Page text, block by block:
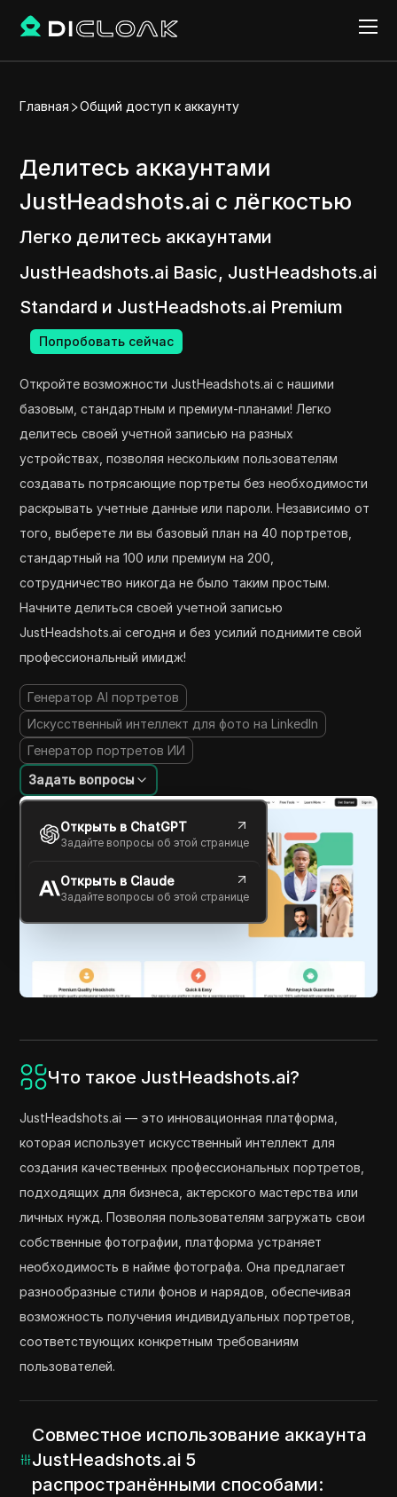
Главная Общий доступ к аккаунту
Делитесь аккаунтами
JustHeadshots.ai с лёгкостью
Легко делитесь аккаунтами
JustHeadshots.ai Basic, JustHeadshots.ai
Standard и JustHeadshots.ai Premium
Попробовать сейчас
Откройте возможности JustHeadshots.ai с нашими
базовым, стандартным и премиум-планами! Легко
делитесь своей учетной записью на разных
устройствах, позволяя нескольким пользователям
создавать потрясающие портреты без необходимости
раскрывать учетные данные или пароли. Независимо от
того, выберете ли вы базовый план на 40 портретов,
стандартный на 100 или премиум на 200,
сотрудничество никогда не было таким простым.
Начните делиться своей учетной записью
JustHeadshots.ai сегодня и без усилий поднимите свой
профессиональный имидж!
Генератор AI портретов
Искусственный интеллект для фото на LinkedIn
Генератор портретов ИИ
Задать вопросы
Открыть в ChatGPT
Задайте вопросы об этой странице
Открыть в Claude
Задайте вопросы об этой странице
Что такое JustHeadshots.ai?
JustHeadshots.ai — это инновационная платформа,
которая использует искусственный интеллект для
создания качественных профессиональных портретов,
подходящих для бизнеса, актерского мастерства или
личных нужд. Позволяя пользователям загружать свои
собственные фотографии, платформа устраняет
необходимость в найме фотографа. Она предлагает
разнообразные стили фонов и нарядов, обеспечивая
возможность получения индивидуальных портретов,
соответствующих конкретным требованиям
пользователей.
Совместное использование аккаунта
JustHeadshots.ai 5
распространёнными способами: